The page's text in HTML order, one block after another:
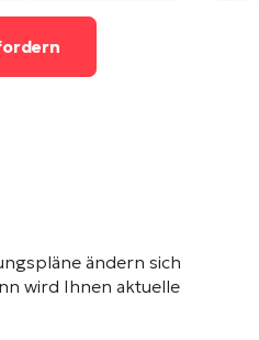
ändern sich
wird Ihnen aktuelle